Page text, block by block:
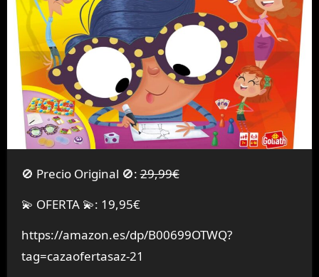
🚫 Precio Original 🚫:29,99€
💫 OFERTA 💫: 19,95€
https://amazon.es/dp/B00699OTWQ?
tag=cazaofertasaz-21